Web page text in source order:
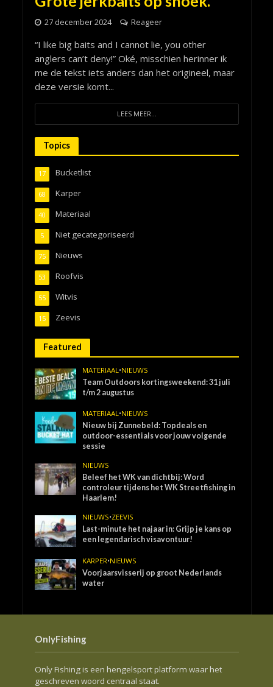
27 december 2024 Reageer
“I like big baits and I cannot lie, you other
anglers can’t deny!” Oké, misschien herinner ik
me de tekst iets anders dan het origineel, maar
deze versie komt...
LEES MEER...
Topics
Bucketlist
17
Karper
68
Materiaal
40
Niet gecategoriseerd
5
Nieuws
75
Roofvis
53
Witvis
55
Zeevis
15
Featured
MATERIAAL•NIEUWS
Team Outdoors kortingsweekend: 31 juli
t/m 2 augustus
MATERIAAL•NIEUWS
Nieuw bij Zunnebeld: Topdeals en
outdoor-essentials voor jouw volgende
sessie
NIEUWS
Beleef het WK van dichtbij: Word
controleur tijdens het WK Streetfishing in
Haarlem!
NIEUWS•ZEEVIS
Last-minute het najaar in: Grijp je kans op
een legendarisch visavontuur!
KARPER•NIEUWS
Voorjaarsvisserij op groot Nederlands
water
OnlyFishing
Only Fishing is een hengelsport platform waar het
geschreven woord centraal staat.